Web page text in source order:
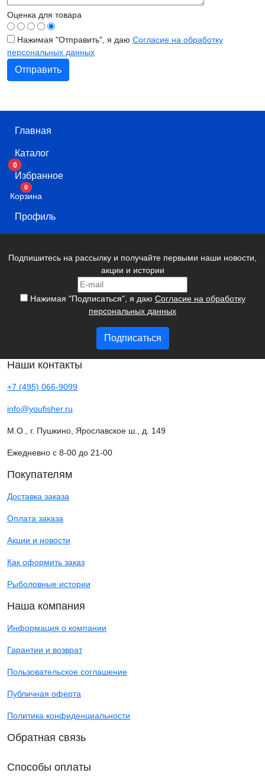
Оценка для товара
Нажимая "Отправить", я даю Согласие на обработку
персональных данных
Главная
Каталог
0
Избранное
Корзина
0В корзину
Профиль
Подпишитесь на рассылку и получайте первыми наши новости,
акции и истории
Нажимая "Подписаться", я даю Согласие на обработку
персональных данных
Подписаться
Наши контакты
+7 (495) 066-9099
info@youfisher.ru
М.О., г. Пушкино, Ярославское ш., д. 149
Ежедневно с 8-00 до 21-00
Покупателям
Доставка заказа
Оплата заказа
Акции и новости
Как оформить заказ
Рыболовные истории
Наша компания
Информация о компании
Гарантии и возврат
Пользовательское соглашение
Публичная оферта
Политика конфиденциальности
Обратная связь
Способы оплаты